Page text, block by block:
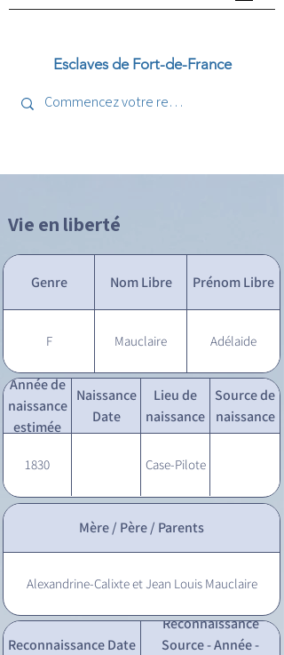
Esclaves de Fort-de-France
Vie en liberté
Genre Nom Libre Prénom Libre
F Mauclaire Adélaide
Année de
naissance
estimée
Naissance
Date
Lieu de
naissance
Source de
naissance
1830 Case-Pilote
Mère / Père / Parents
Alexandrine-Calixte et Jean Louis Mauclaire
Reconnaissance Date
Reconnaissance
Source - Année -